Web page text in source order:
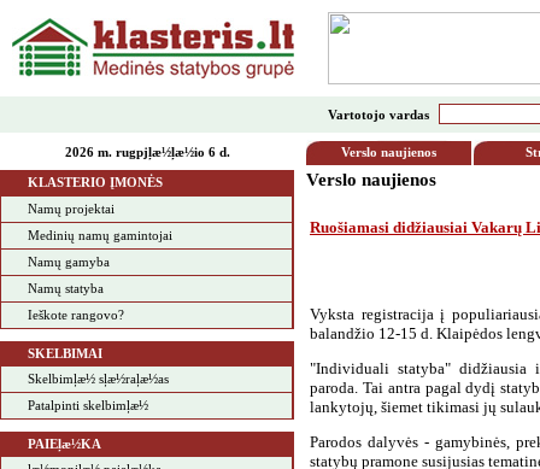
Vartotojo vardas
2026 m. rugpjļæ½ļæ½io 6 d. Verslo naujienos
KLASTERIO ĮMONĖS
Namų projektai
Medinių namų gamintojai
Namų gamyba
Namų statyba
Ieškote rangovo?
SKELBIMAI
Skelbimļæ½ sļæ½raļæ½as
Patalpinti skelbimļæ½
PAIEļæ½KA
Verslo naujienos
Ruošiamasi didžiausiai Vakarų
Vyksta registracija į
balandžio 12-15 d. Klaipėdos
"Individuali statyba" didžiausia
paroda. Tai antra pagal dydį
lankytojų, šiemet tikimasi jų
Parodos dalyvės - gamybinės,
statybų pramone susijusias